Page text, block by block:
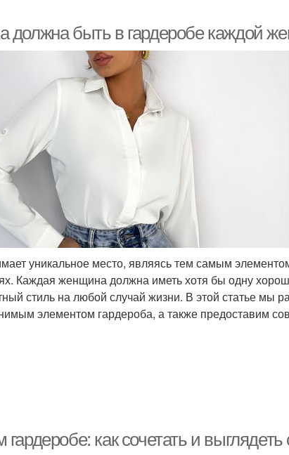
должна быть в гардеробе каждой
уникальное место, являясь тем самым
Каждая женщина должна иметь хотя бы одну
стиль на любой случай жизни. В этой статье мы
элементом гардероба, а также предоставим
как сочетать и выглядеть